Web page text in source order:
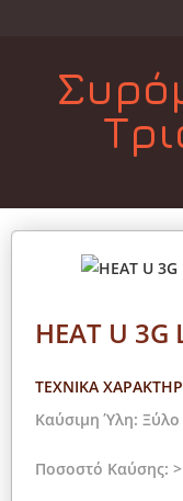
HEAT U 3G
ΤΕΧΝΙΚΑ
Καύσιμη Ύλη:
Ποσοστό Καύσης: